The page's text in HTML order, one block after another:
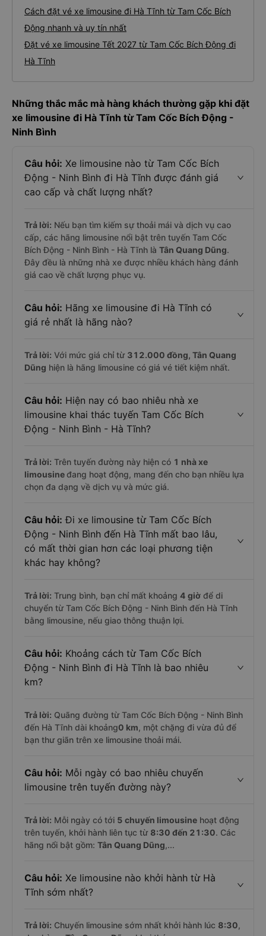
Cách đặt vé xe limousine đi Hà Tĩnh từ Tam Cốc Bích
Động nhanh và uy tín nhất
Đặt vé xe limousine Tết 2027 từ Tam Cốc Bích Động đi
Hà Tĩnh
Những thắc mắc mà hàng khách thường gặp khi đặt
xe limousine đi Hà Tĩnh từ Tam Cốc Bích Động -
Ninh Bình
Câu hỏi: Xe limousine nào từ Tam Cốc Bích
Động - Ninh Bình đi Hà Tĩnh được đánh giá
cao cấp và chất lượng nhất?
Trả lời: Nếu bạn tìm kiếm sự thoải mái và dịch vụ cao
cấp, các hãng limousine nổi bật trên tuyến Tam Cốc
Bích Động - Ninh Bình - Hà Tĩnh là Tân Quang Dũng.
Đây đều là những nhà xe được nhiều khách hàng đánh
giá cao về chất lượng phục vụ.
Câu hỏi: Hãng xe limousine đi Hà Tĩnh có
giá rẻ nhất là hãng nào?
Trả lời: Với mức giá chỉ từ 312.000 đồng, Tân Quang
Dũng hiện là hãng limousine có giá vé tiết kiệm nhất.
Câu hỏi: Hiện nay có bao nhiêu nhà xe
limousine khai thác tuyến Tam Cốc Bích
Động - Ninh Bình - Hà Tĩnh?
Trả lời: Trên tuyến đường này hiện có 1 nhà xe
limousineđang hoạt động, mang đến cho bạn nhiều lựa
chọn đa dạng về dịch vụ và mức giá.
Câu hỏi: Đi xe limousine từ Tam Cốc Bích
Động - Ninh Bình đến Hà Tĩnh mất bao lâu,
có mất thời gian hơn các loại phương tiện
khác hay không?
Trả lời: Trung bình, bạn chỉ mất khoảng 4 giờ để di
chuyển từ Tam Cốc Bích Động - Ninh Bình đến Hà Tĩnh
bằng limousine, nếu giao thông thuận lợi.
Câu hỏi: Khoảng cách từ Tam Cốc Bích
Động - Ninh Bình đi Hà Tĩnh là bao nhiêu
km?
Trả lời: Quãng đường từ Tam Cốc Bích Động - Ninh Bình
đến Hà Tĩnh dài khoảng0 km, một chặng đi vừa đủ để
bạn thư giãn trên xe limousine thoải mái.
Câu hỏi: Mỗi ngày có bao nhiêu chuyến
limousine trên tuyến đường này?
Trả lời: Mỗi ngày có tới 5 chuyến limousine hoạt động
trên tuyến, khởi hành liên tục từ 8:30 đến 21:30. Các
hãng nổi bật gồm: Tân Quang Dũng,...
Câu hỏi: Xe limousine nào khởi hành từ Hà
Tĩnh sớm nhất?
Trả lời: Chuyến limousine sớm nhất khởi hành lúc 8:30,